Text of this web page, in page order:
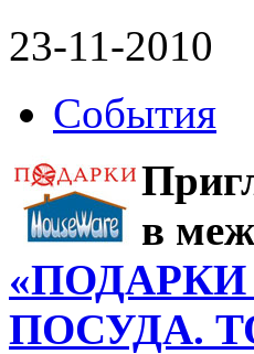
23-11-2010
События
в
«ПОДАРКИ
ПОСУДА.